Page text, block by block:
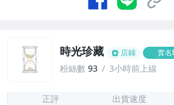
時光珍藏 店鋪 實名
粉絲數 93 3小時前上線
正評 出貨速度